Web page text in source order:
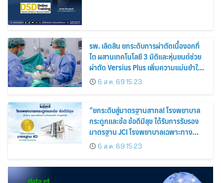
รพ. เลิดสิน ยกระดับการผ่าตัดเนื้องอกที่
ไต ผสานเทคโนโลยี 3 มิติและหุ่นยนต์ช่วย
ผ่าตัด Versius Plus เพิ่มความแม่นยำใน
การรักษา
6 ส.ค. 69 15:23
“ยกระดับสู่มาตรฐานสากล! โรงพยาบาล
กระดูกและข้อ ข้อดีมีสุข ได้รับการรับรอง
มาตรฐาน JCI โรงพยาบาลเฉพาะทาง
กระดูกและข้อแห่งแรกของประเทศไทย
6 ส.ค. 69 15:23